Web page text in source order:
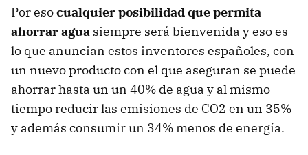
Por esocualquier posibilidad que permita
ahorrar agua siempre será bienvenida y eso es
lo que anuncian estos inventores españoles, con
un nuevo producto con el que aseguran se puede
ahorrar hasta un un 40% de agua y al mismo
tiempo reducir las emisiones de CO2 en un 35%
y además consumir un 34% menos de energía.